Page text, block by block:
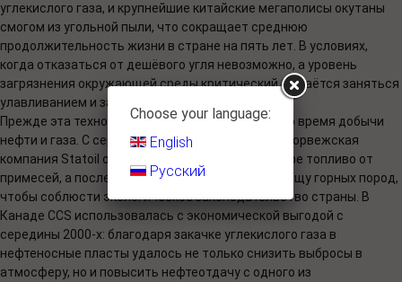
углекислого газа, и крупнейшие китайские мегаполисы окутаны
смогом из угольной пыли, что сокращает среднюю
продолжительность жизни в стране на пять лет. В условиях,
когда отказаться от дешёвого угля невозможно, а уровень
загрязнения окружающей среды критический, остаётся заняться
улавливанием и захоронением углекислого газа.
Прежде эта технология использовалась лишь во время добычи
нефти и газа. С середины 1990-х помощью CCS норвежская
компания Statoil очищала добываемое на шельфе топливо от
примесей, а после закачивала углекислоту в толщу горных пород,
чтобы соблюсти экологическое законодательство страны. В
Канаде CCS использовалась с экономической выгодой с
середины 2000-х: благодаря закачке углекислого газа в
нефтеносные пласты удалось не только снизить выбросы в
атмосферу, но и повысить нефтеотдачу с одного из
Choose your language:
English
Русский